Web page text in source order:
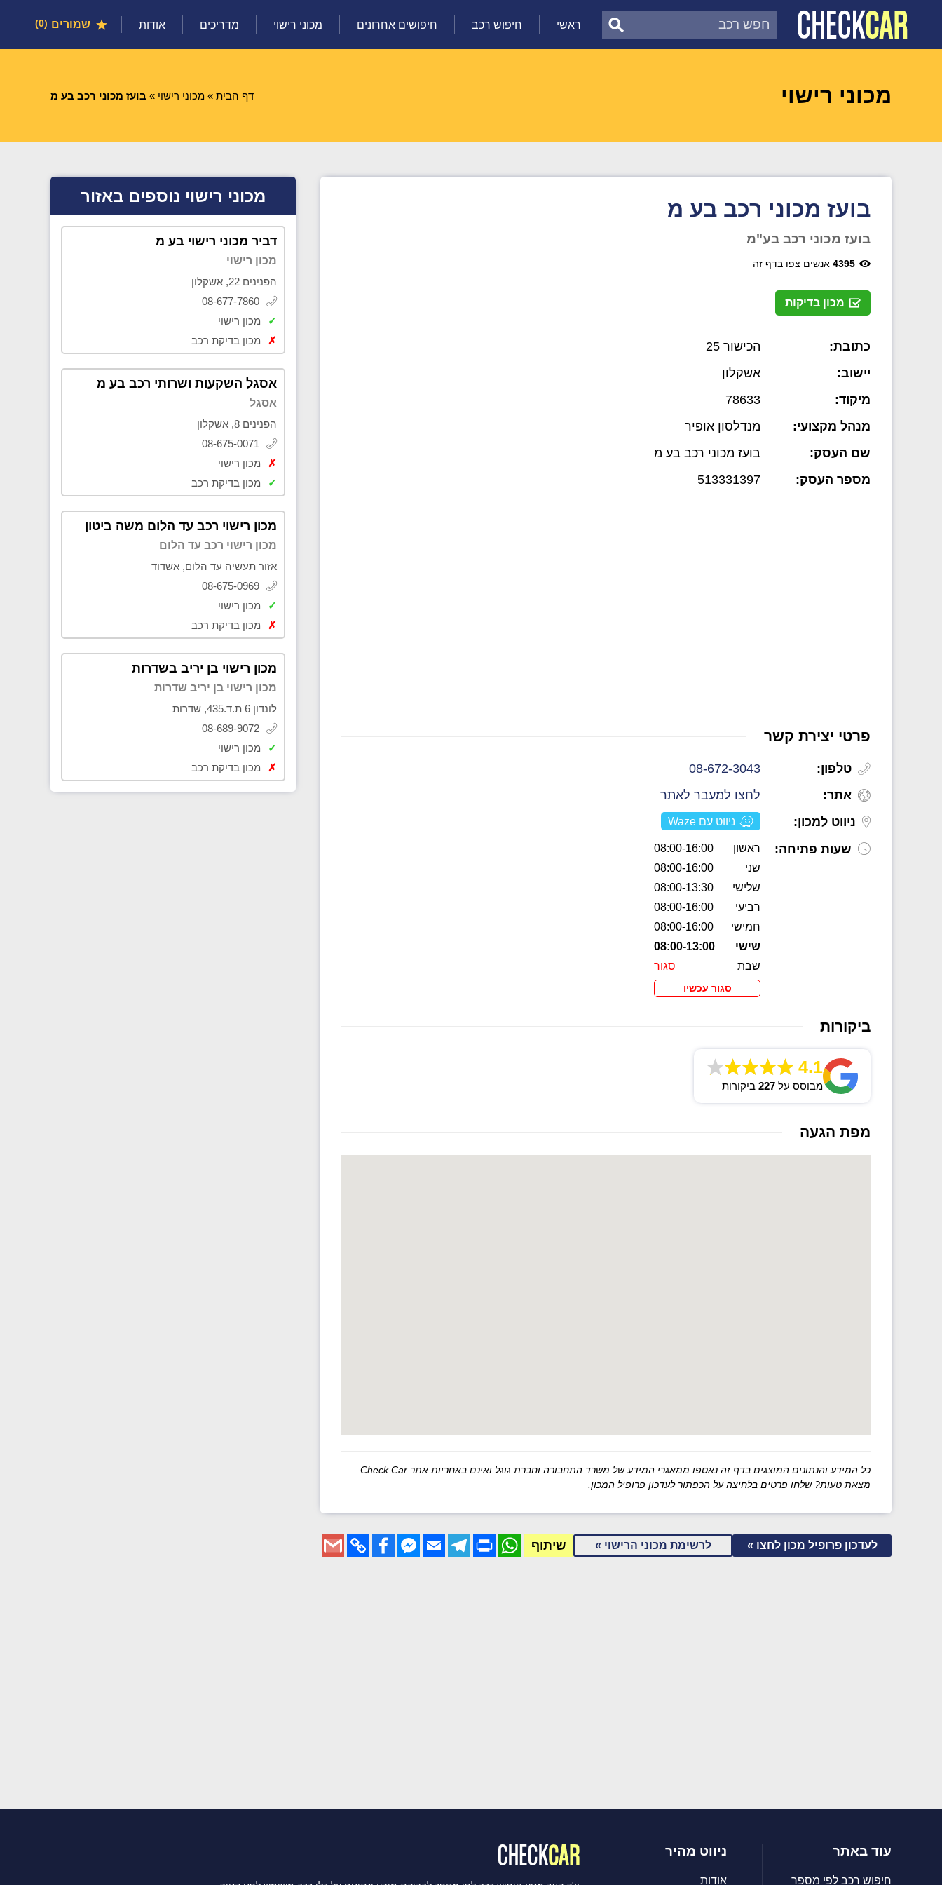
ראשי חיפוש רכב חיפושים אחרונים מכוני רישוי מדריכים אודות שמורים 0
מכוני רישוי דף הבית » מכוני רישוי » בועז מכוני רכב בע מ
בועז מכוני רכב בע מ
בועז מכוני רכב בע"מ
4395 אנשים צפו בדף זה
מכון בדיקות
כתובת:
הכישור 25
יישוב:
אשקלון
מיקוד:
78633
מנהל מקצועי:
מנדלסון אופיר
שם העסק:
בועז מכוני רכב בע מ
מספר העסק:
513331397
פרטי יצירת קשר
טלפון:
08-672-3043
אתר:
לחצו למעבר לאתר
ניווט למכון:
ניווט עם Waze
שעות פתיחה: ראשון
08:00-16:00
שני
08:00-16:00
שלישי
08:00-13:30
רביעי
08:00-16:00
חמישי
08:00-16:00
שישי
08:00-13:00
שבת
סגור
סגור עכשיו
ביקורות
4.1
מבוסס על 227 ביקורות
מפת הגעה
כל המידע והנתונים המוצגים בדף זה נאספו ממאגרי המידע של משרד התחבורה וחברת גוגל ואינם באחריות אתר Check Car.
מצאת טעות? שלחו פרטים בלחיצה על הכפתור לעדכון פרופיל המכון.
לעדכון פרופיל מכון לחצו » לרשימת מכוני הרישוי » שיתוף WhatsApp
Print
Telegram
Email
Messenger
Facebook
Copy
Link
Gmail
מכוני רישוי נוספים באזור
דביר מכוני רישוי בע מ
מכון רישוי
הפנינים 22, אשקלון
08-677-7860
✓
מכון רישוי
✗
מכון בדיקת רכב
אסגל השקעות ושרותי רכב בע מ
אסגל
הפנינים 8, אשקלון
08-675-0071
✗
מכון רישוי
✓
מכון בדיקת רכב
מכון רישוי רכב עד הלום משה ביטון
מכון רישוי רכב עד הלום
אזור תעשיה עד הלום, אשדוד
08-675-0969
✓
מכון רישוי
✗
מכון בדיקת רכב
מכון רישוי בן יריב בשדרות
מכון רישוי בן יריב שדרות
לונדון 6 ת.ד.435, שדרות
08-689-9072
✓
מכון רישוי
✗
מכון בדיקת רכב
עוד באתר
חיפוש רכב לפי מספר
ניווט מהיר
אודות